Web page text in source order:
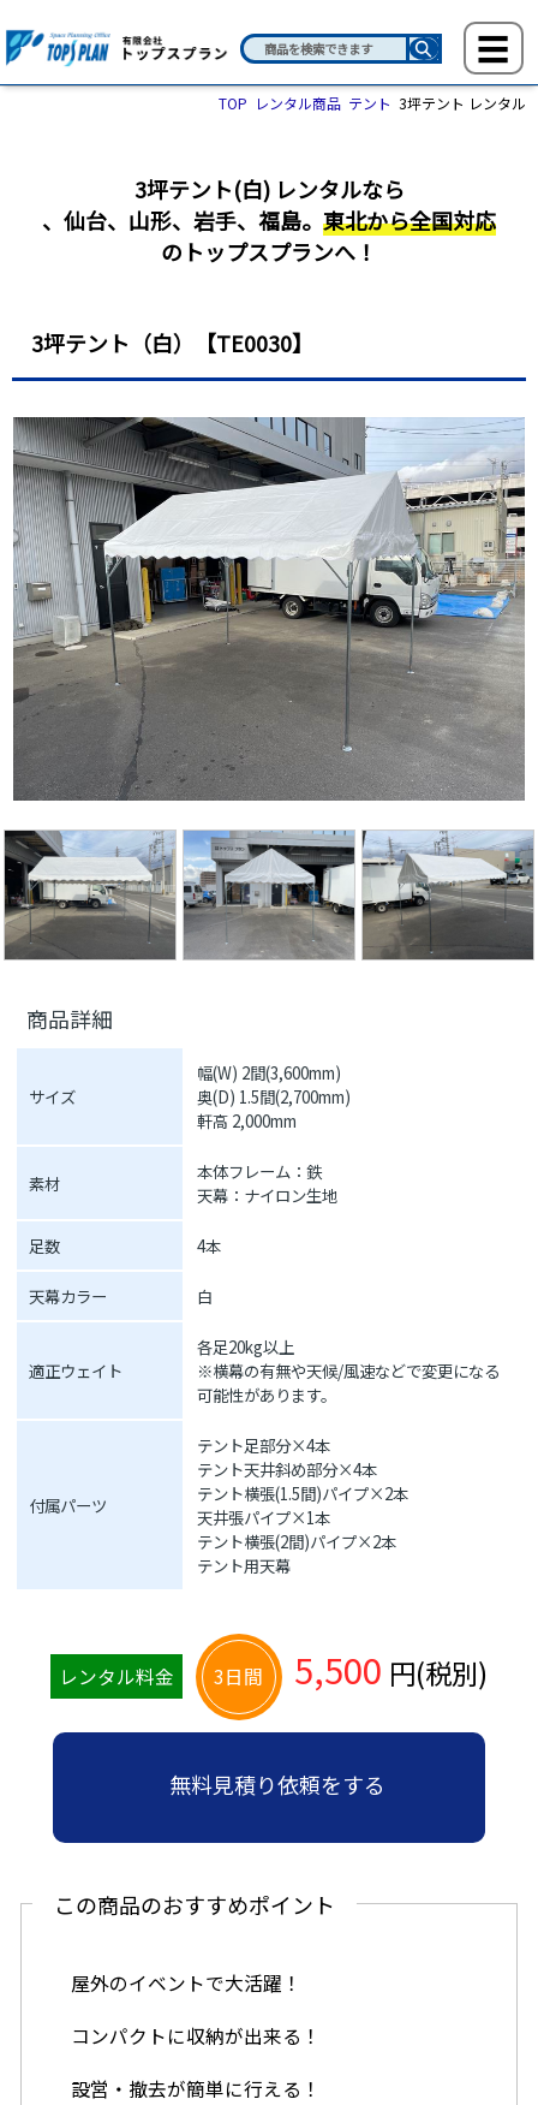
TOP レンタル商品 テント 3坪テント レンタル
3坪テント(白) レンタルなら
、 仙台、山形、岩手、福島。 東北から全国対応
のトップスプランへ！
3坪テント（白）【TE0030】
商品詳細
サイズ
幅(W) 2間(3,600mm)
奥(D) 1.5間(2,700mm)
軒高 2,000mm
素材
本体フレーム：鉄
天幕：ナイロン生地
足数 4本
天幕カラー 白
適正ウェイト
各足20kg以上
※横幕の有無や天候/風速などで変更になる
可能性があります。
付属パーツ
テント足部分×4本
テント天井斜め部分×4本
テント横張(1.5間)パイプ×2本
天井張パイプ×1本
テント横張(2間)パイプ×2本
テント用天幕
レンタル料金 3日間 5,500 円(税別)
無料見積り依頼をする
この商品のおすすめポイント
屋外のイベントで大活躍！
コンパクトに収納が出来る！
設営・撤去が簡単に行える！